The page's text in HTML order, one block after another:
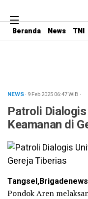
Beranda News TNI
NEWS· 9 Feb 202506:47WIB ·
Patroli
Keamanan di
Pondok Aren